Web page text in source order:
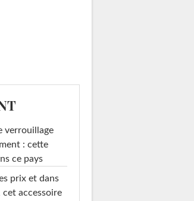
verrouillage
: cette
ce pays
prix et dans
accessoire